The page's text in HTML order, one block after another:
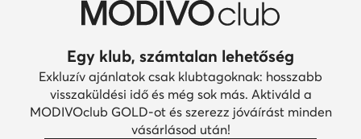
Egy klub, számtalan lehetőség
Exkluzív ajánlatok csak klubtagoknak: hosszabb
visszaküldési idő és még sok más. Aktiváld a
MODIVOclub GOLD-ot és szerezz jóváírást minden
vásárlásod után!